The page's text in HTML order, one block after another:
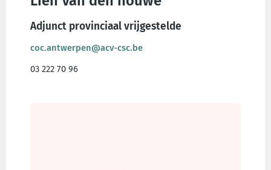
Adjunct provinciaal vrijgestelde
coc.antwerpen@acv-csc.be
03 222 70 96